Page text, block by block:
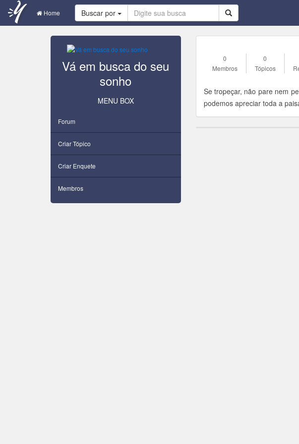
Home Buscar por
Vá em busca do seu
sonho
MENU BOX
Forum
Criar Tópico
Criar Enquete
Membros
0
Membros
0
Tópicos
Se tropeçar, não pare nem
podemos apreciar toda a